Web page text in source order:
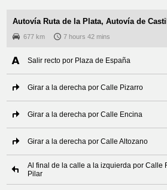
Autovía Ruta de la Plata, Autovía de
677 km 7 hours 42 mins
Salir recto por Plaza de España
Girar a la derecha por Calle Pizarro
Girar a la derecha por Calle Encina
Girar a la derecha por Calle Altozano
Al final de la calle a la izquierda por Calle
Pilar